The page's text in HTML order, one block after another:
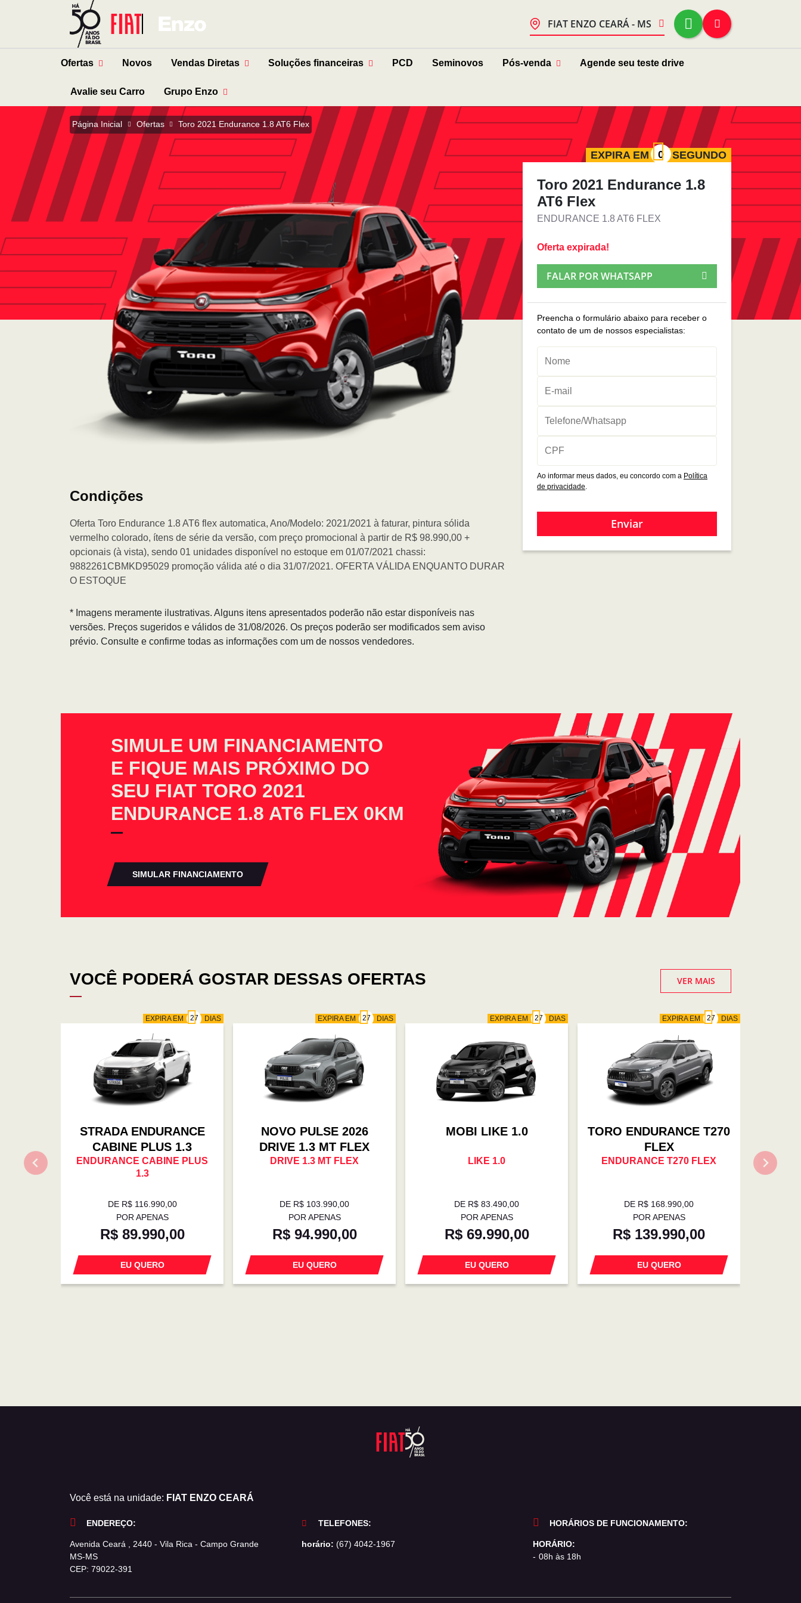
FIAT ENZO CEARÁ - MS
Ofertas Novos Vendas Diretas Soluções financeiras PCD Seminovos Pós-venda Agende seu teste drive
Avalie seu Carro Grupo Enzo
Página Inicial Ofertas Toro 2021 Endurance 1.8 AT6 Flex
Condições
Oferta Toro Endurance 1.8 AT6 flex automatica, Ano/Modelo: 2021/2021 à faturar, pintura sólida
vermelho colorado, ítens de série da versão, com preço promocional à partir de R$ 98.990,00 +
opcionais (à vista), sendo 01 unidades disponível no estoque em 01/07/2021 chassi:
9882261CBMKD95029 promoção válida até o dia 31/07/2021. OFERTA VÁLIDA ENQUANTO DURAR
O ESTOQUE
* Imagens meramente ilustrativas. Alguns itens apresentados poderão não estar disponíveis nas
versões. Preços sugeridos e válidos de 31/08/2026. Os preços poderão ser modificados sem aviso
prévio. Consulte e confirme todas as informações com um de nossos vendedores.
EXPIRA EM SEGUNDO
Toro 2021 Endurance 1.8
AT6 Flex
ENDURANCE 1.8 AT6 FLEX
Oferta expirada!
FALAR POR WHATSAPP
Preencha o formulário abaixo para receber o
contato de um de nossos especialistas:
Ao informar meus dados, eu concordo com a Política
de privacidade.
Enviar
SIMULE UM FINANCIAMENTO
E FIQUE MAIS PRÓXIMO DO
SEU FIAT TORO 2021
ENDURANCE 1.8 AT6 FLEX 0KM
SIMULAR FINANCIAMENTO
VOCÊ PODERÁ GOSTAR DESSAS OFERTAS VER MAIS
EXPIRA EM DIAS
STRADA ENDURANCE
CABINE PLUS 1.3
ENDURANCE CABINE PLUS
1.3
DE R$ 116.990,00
POR APENAS
R$ 89.990,00
EU QUERO
EXPIRA EM DIAS
NOVO PULSE 2026
DRIVE 1.3 MT FLEX
DRIVE 1.3 MT FLEX
DE R$ 103.990,00
POR APENAS
R$ 94.990,00
EU QUERO
EXPIRA EM DIAS
MOBI LIKE 1.0
LIKE 1.0
DE R$ 83.490,00
POR APENAS
R$ 69.990,00
EU QUERO
EXPIRA EM DIAS
TORO ENDURANCE T270
FLEX
ENDURANCE T270 FLEX
DE R$ 168.990,00
POR APENAS
R$ 139.990,00
EU QUERO
Você está na unidade: FIAT ENZO CEARÁ
ENDEREÇO:
Avenida Ceará , 2440 - Vila Rica - Campo Grande
MS-MS
CEP: 79022-391
TELEFONES:
horário: (67) 4042-1967
HORÁRIOS DE FUNCIONAMENTO:
HORÁRIO:
08h às 18h